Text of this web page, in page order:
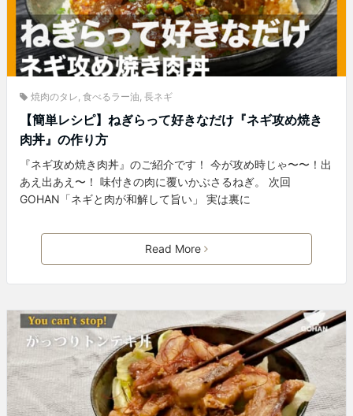
焼肉のタレ 食べるラー油 長ネギ
【簡単レシピ】ねぎらって好きなだけ『ネギ攻め焼き
肉丼』の作り方
『ネギ攻め焼き肉丼』のご紹介です！ 今が攻め時じゃ〜〜！出
あえ出あえ〜！ 味付きの肉に覆いかぶさるねぎ。 次回
GOHAN「ネギと肉が和解して旨い」 実は裏に
Read More